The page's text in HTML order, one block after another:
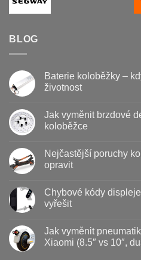
BLOG
Baterie koloběžky –
životnost
textu
s
koloběžky
kdy
jak
prodloužit
životnost
Jak vyměnit brzdové
koloběžce
u
textu
s
vyměnit
brzdové
destičky
na
koloběžce
Nejčastější poruchy
opravit
u
textu
s
poruchy
koloběžek
Kugoo
Chybové kódy
vyřešit
textu
s
Jak vyměnit
Xiaomi (8.5″ vs 10″,